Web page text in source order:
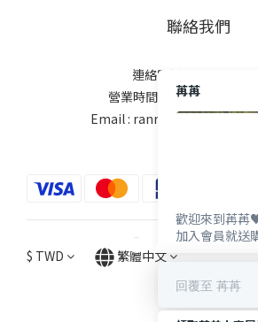
聯絡我們
連絡電話:02-7730-3908
營業時間:週一至週五10:00-
Email :
$ TWD 繁體中文
苒苒
歡迎來到苒苒
加入會員就送
回覆至 苒苒